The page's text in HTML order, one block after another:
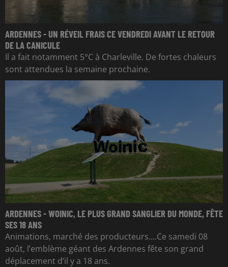
ARDENNES - UN RÉVEIL FRAIS CE VENDREDI AVANT LE RETOUR
DE LA CANICULE
Il a fait notamment 5°C à Charleville. De fortes chaleurs
sont attendues la semaine prochaine.
ARDENNES - WOINIC, LE PLUS GRAND SANGLIER DU MONDE, FÊTE
SES 18 ANS
Animations, marché des producteurs....Ce samedi 08
août, l’emblème géant des Ardennes fête son grand
déplacement d’il y a 18 ans.